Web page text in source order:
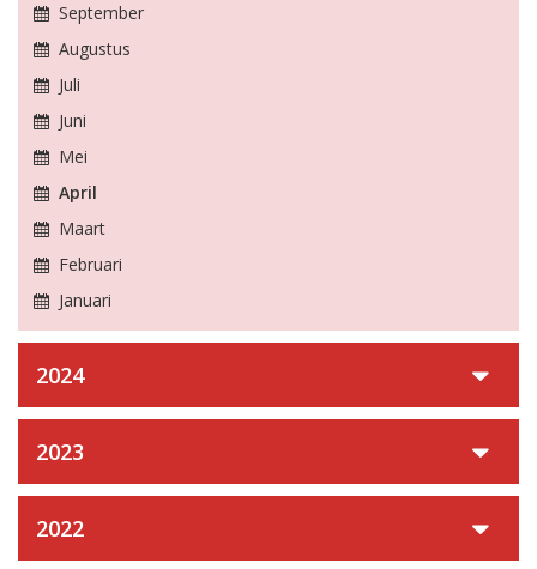
September
Augustus
Juli
Juni
Mei
April
Maart
Februari
Januari
2024
2023
2022